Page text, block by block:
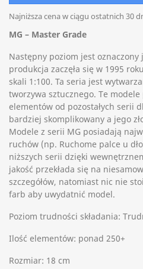
Najniższa cena w ciągu ostatnich 30
MG – Master Grade
Następny poziom jest
produkcja zaczęła się w 1995
skali 1:100. Ta seria jest
tworzywa sztucznego. Te
elementów od pozostałych serii
bardziej skomplikowany a jego
Modele z serii MG posiadają
ruchów (np. Ruchome palce u
niższych serii dzięki
jakość przekłada się na
szczegółów, natomiast nic nie
farb aby uwydatnić model.
Poziom trudności składania:
Ilość elementów: ponad 250+
Rozmiar: 18 cm